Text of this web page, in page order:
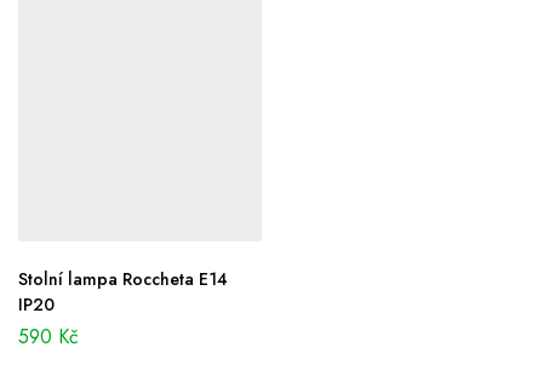
Stolní lampa Roccheta E14
IP20
590 Kč